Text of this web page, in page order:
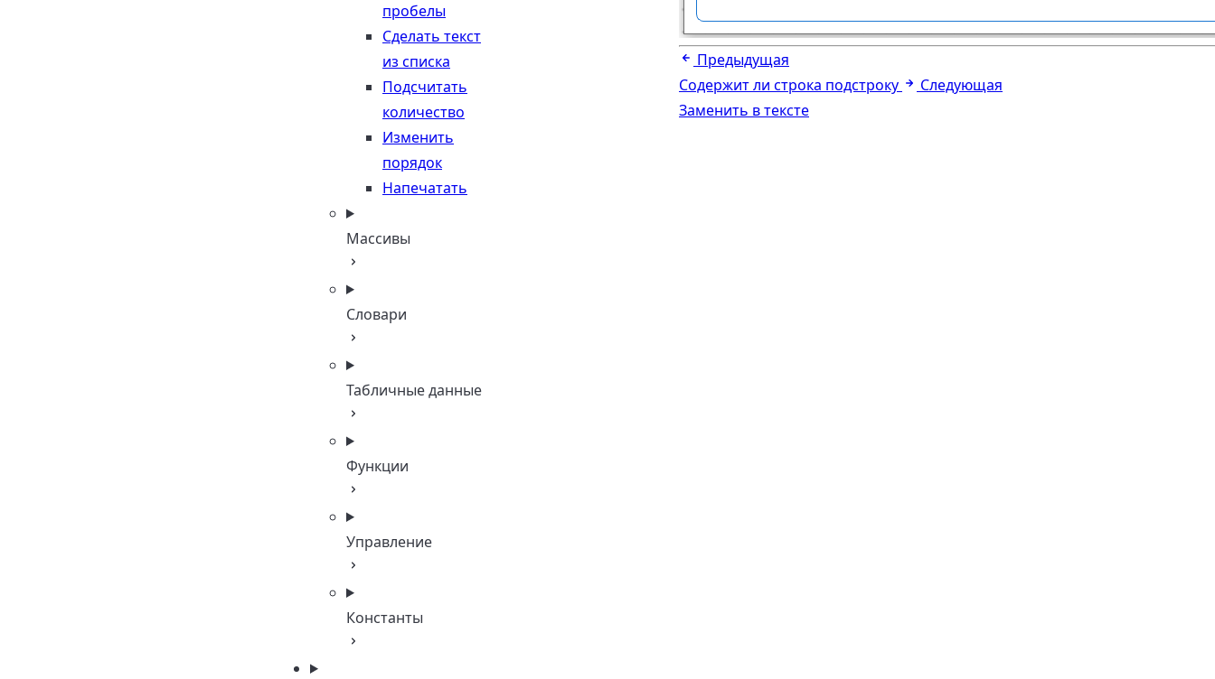
пробелы
Сделать текст
из списка
Подсчитать
количество
Изменить
порядок
Напечатать
Массивы
Словари
Табличные данные
Функции
Управление
Константы
Предыдущая
Содержит ли строка подстроку
Следующая
Заменить в тексте